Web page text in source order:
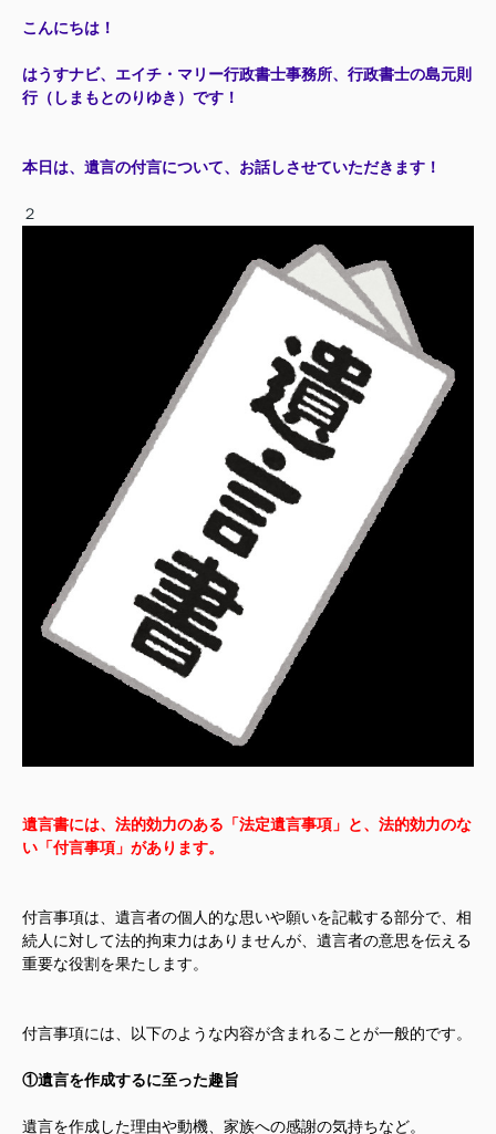
こんにちは！
はうすナビ、エイチ・マリー行政書士事務所、行政書士の島元則
行（しまもとのりゆき）です！
本日は、遺言の付言について、お話しさせていただきます！
２
遺言書には、法的効力のある「法定遺言事項」と、法的効力のな
い「付言事項」があります。
付言事項は、遺言者の個人的な思いや願いを記載する部分で、相
続人に対して法的拘束力はありませんが、遺言者の意思を伝える
重要な役割を果たします。
付言事項には、以下のような内容が含まれることが一般的です。
①遺言を作成するに至った趣旨
遺言を作成した理由や動機、家族への感謝の気持ちなど。